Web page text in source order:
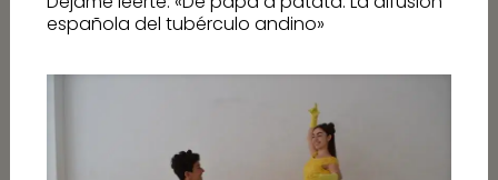
española del tubérculo andino»